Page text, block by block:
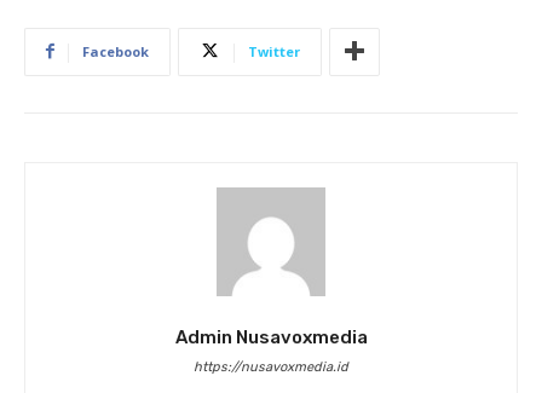
Facebook Twitter
Admin Nusavoxmedia
https://nusavoxmedia.id